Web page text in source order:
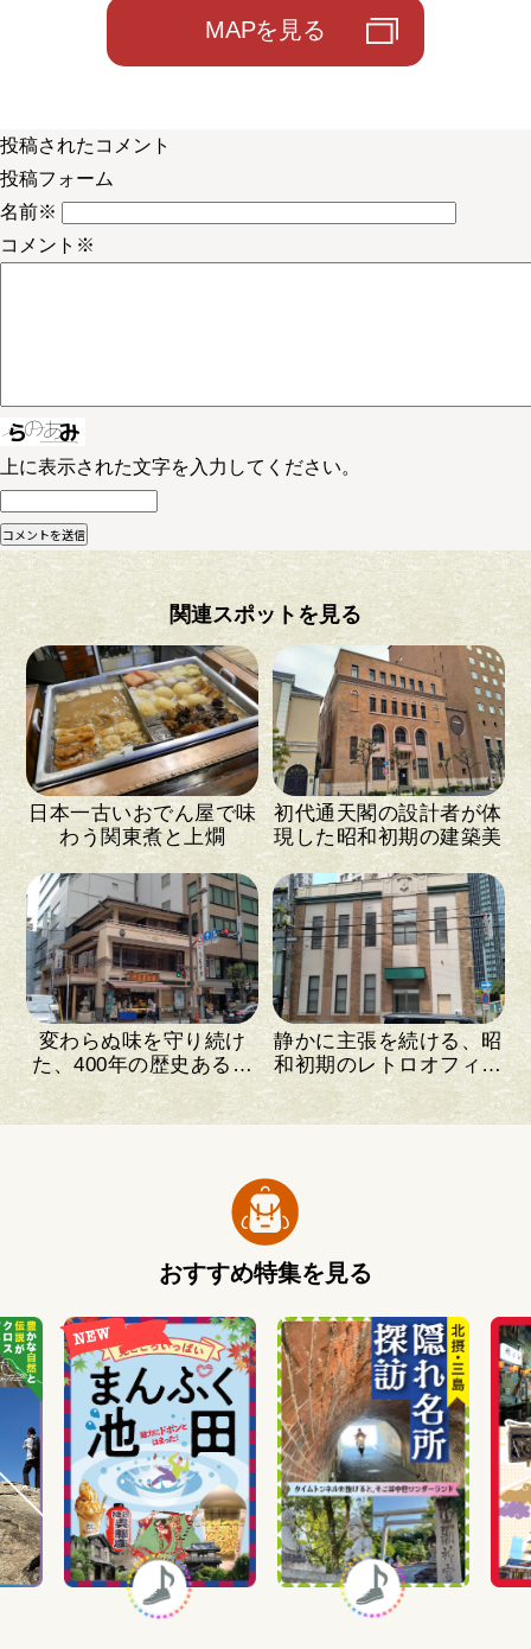
MAPを見る
投稿されたコメント
投稿フォーム
名前※
コメント ※
上に表示された文字を入力してください。
関連スポットを見る
日本一古いおでん屋で味
わう関東煮と上燗
初代通天閣の設計者が体
現した昭和初期の建築美
変わらぬ味を守り続け
た、400年の歴史ある和
菓子店
静かに主張を続ける、昭
和初期のレトロオフィス
ビル
おすすめ特集を見る